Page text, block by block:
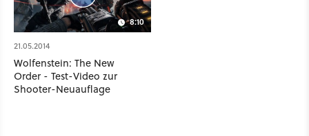
8:10
21.05.2014
Wolfenstein: The New
Order - Test-Video zur
Shooter-Neuauflage